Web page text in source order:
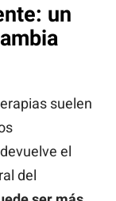
un
suelen
el
del